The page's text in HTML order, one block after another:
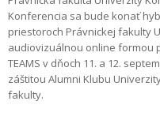
Konferencia sa bude konať
priestoroch Právnickej fakulty
audiovizuálnou online formou
TEAMS v dňoch 11. a 12.
záštitou Alumni Klubu
fakulty.